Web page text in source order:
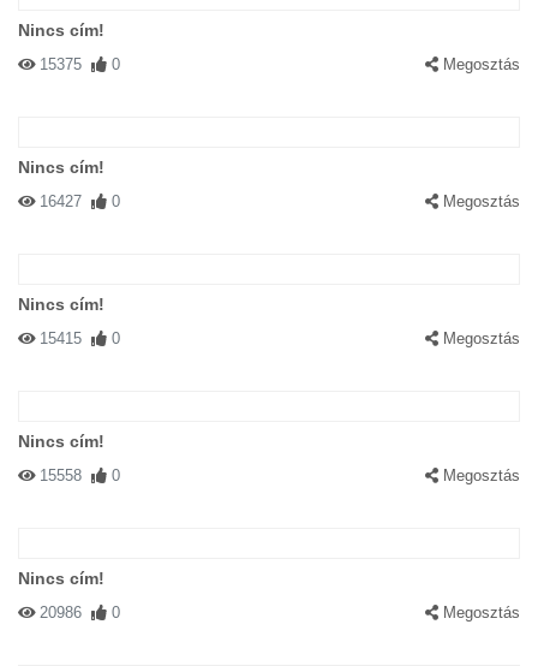
Nincs cím!
15375 0 Megosztás
Nincs cím!
16427 0 Megosztás
Nincs cím!
15415 0 Megosztás
Nincs cím!
15558 0 Megosztás
Nincs cím!
20986 0 Megosztás